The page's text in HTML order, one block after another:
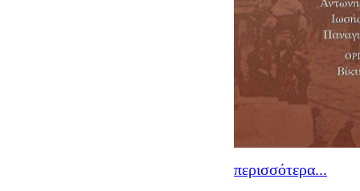
περισσότερα...